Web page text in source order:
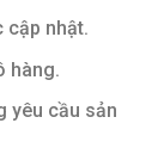
cập nhật.
hàng.
yêu cầu sản